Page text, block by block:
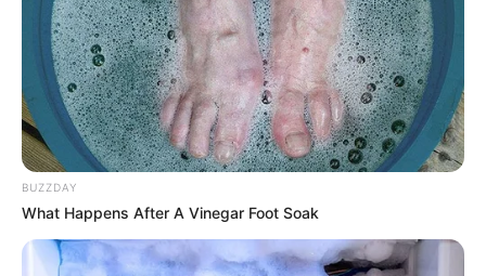
BUZZDAY
What Happens After A Vinegar Foot Soak